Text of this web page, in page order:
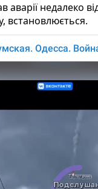
недалеко
встановлюється.